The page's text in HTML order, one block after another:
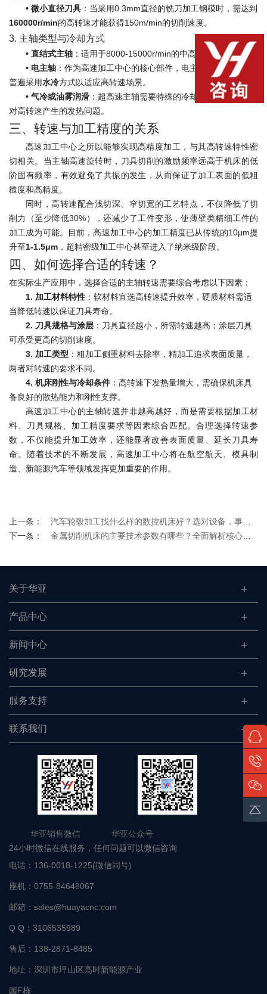
• 微小直径刀具 ：当采用0.3mm直径的铣刀加工钢模时，需达到
160000r/min的高转速才能获得150m/min的切削速度。
3. 主轴类型与冷却方式
• 直结式主轴 ：适用于8000-15000r/min的中高速加工。
• 电主轴 ：作为高速加工中心的核心部件，电主轴转速更高，且
普遍采用水冷方式以适应高转速场景。
• 气冷或油雾润滑 ：超高速主轴需要特殊的冷却和润滑系统来应
对高转速产生的发热问题。
三、转速与加工精度的关系
高速加工中心之所以能够实现高精度加工，与其高转速特性密
切相关。当主轴高速旋转时，刀具切削的激励频率远高于机床的低
阶固有频率，有效避免了共振的发生，从而保证了加工表面的低粗
糙度和高精度。
同时，高转速配合浅切深、窄切宽的工艺特点，不仅降低了切
削力（至少降低30%），还减少了工件变形，使薄壁类精细工件的
加工成为可能。目前，高速加工中心的加工精度已从传统的10μm提
升至1-1.5μm ，超精密级加工中心甚至进入了纳米级阶段。
四、如何选择合适的转速？
在实际生产应用中，选择合适的主轴转速需要综合考虑以下因素：
1. 加工材料特性 ：软材料宜选高转速提升效率，硬质材料需适
当降低转速以保证刀具寿命。
2. 刀具规格与涂层 ：刀具直径越小，所需转速越高；涂层刀具
可承受更高的切削速度。
3. 加工类型 ：粗加工侧重材料去除率，精加工追求表面质量，
两者对转速的要求不同。
4. 机床刚性与冷却条件 ：高转速下发热量增大，需确保机床具
备良好的散热能力和刚性支撑。
高速加工中心的主轴转速并非越高越好，而是需要根据加工材
料、刀具规格、加工精度要求等因素综合匹配。合理选择转速参
数，不仅能提升加工效率，还能显著改善表面质量、延长刀具寿
命。随着技术的不断发展，高速加工中心将在航空航天、模具制
造、新能源汽车等领域发挥更加重要的作用。
上一条：
汽车轮毂加工找什么样的数控机床好？选对设备，事半功倍
下一条：
金属切削机床的主要技术参数有哪些？全面解析核心指标
关于华亚
产品中心
新闻中心
研究发展
服务支持
联系我们
华亚销售微信 华亚公众号
24小时微信在线服务，任何问题可以微信咨询
电话： 136-0018-1225(微信同号)
座机： 0755-84648067
邮箱： sales@huayacnc.com
Q Q： 3106535989
售后： 138-2871-8485
地址： 深圳市坪山区高时新能源产业
园F栋